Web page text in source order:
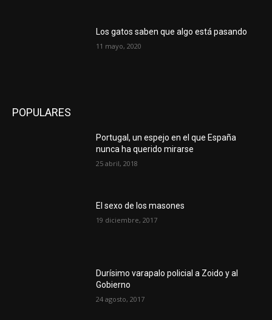
Los gatos saben que algo está pasando
11 mayo, 2020
POPULARES
Portugal, un espejo en el que España
nunca ha querido mirarse
25 abril, 2018
El sexo de los masones
19 diciembre, 2017
Durísimo varapalo policial a Zoido y al
Gobierno
24 agosto, 2017